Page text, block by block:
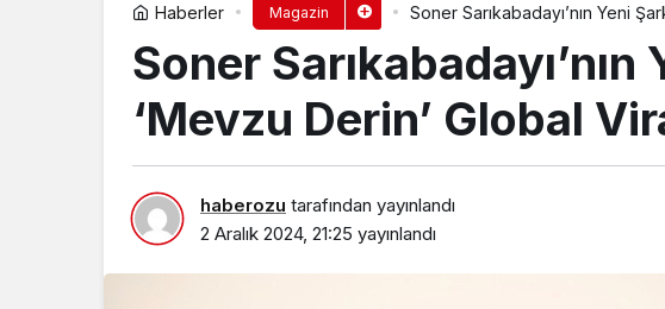
Haberler Magazin Soner Sarıkabadayı’nın Yeni
Soner Sarıkabadayı’nın
‘Mevzu Derin’ Global
haberozu tarafından yayınlandı
2 Aralık 2024, 21:25 yayınlandı